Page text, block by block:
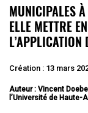
MUNICIPALES
ELLE METTRE
L’APPLICATION
Création : 13 mars
Auteur : Vincent
l’Université de Haute-